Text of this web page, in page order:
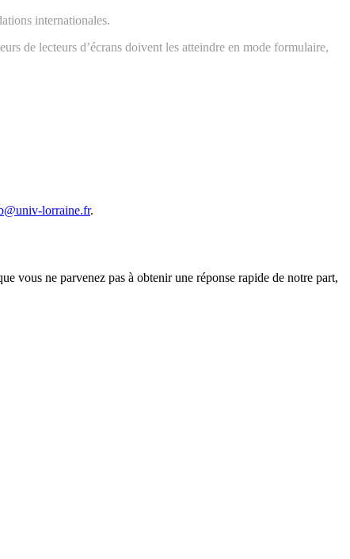
internationales.
de lecteurs d’écrans doivent les atteindre en mode formulaire,
lorraine.fr.
vous ne parvenez pas à obtenir une réponse rapide de notre part,